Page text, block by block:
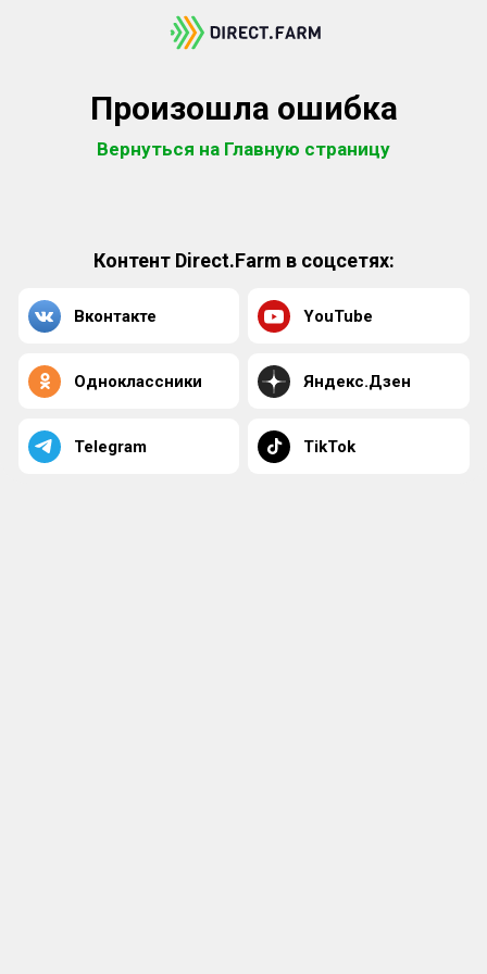
Произошла ошибка
Вернуться на Главную страницу
Контент Direct.Farm в соцсетях:
Вконтакте YouTube
Одноклассники Яндекс.Дзен
Telegram TikTok